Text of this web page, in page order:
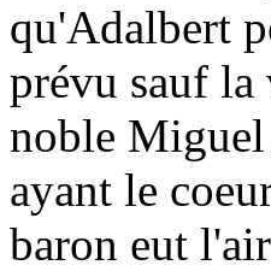
qu'Adalbert
prévu sauf la
noble Miguel
ayant le
baron eut